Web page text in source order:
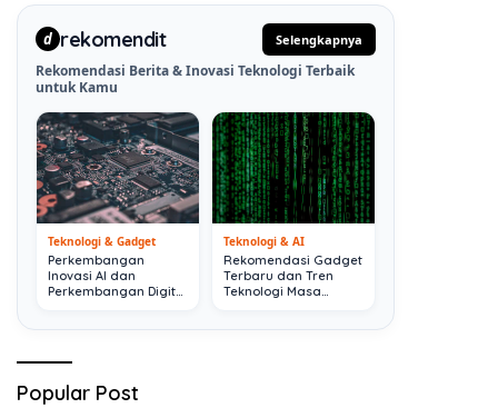
d rekomendit Selengkapnya
Rekomendasi Berita & Inovasi Teknologi Terbaik
untuk Kamu
Teknologi & Gadget
Perkembangan
Inovasi AI dan
Perkembangan Digital
Teknologi & AI
Rekomendasi Gadget
Terbaru dan Tren
Teknologi Masa
Popular Post